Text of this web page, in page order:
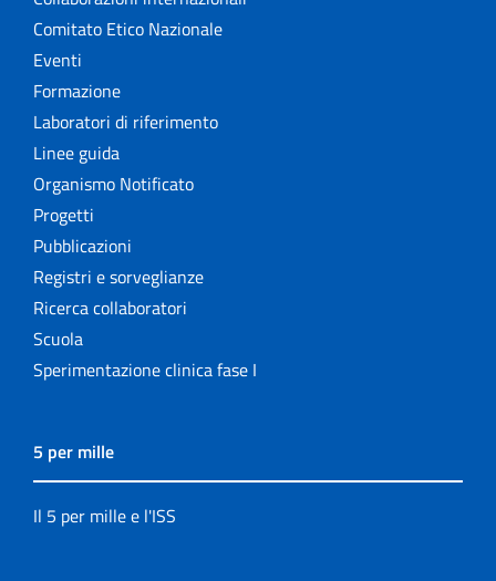
Comitato Etico Nazionale
Eventi
Formazione
Laboratori di riferimento
Linee guida
Organismo Notificato
Progetti
Pubblicazioni
Registri e sorveglianze
Ricerca collaboratori
Scuola
Sperimentazione clinica fase I
5 per mille
Il 5 per mille e l'ISS